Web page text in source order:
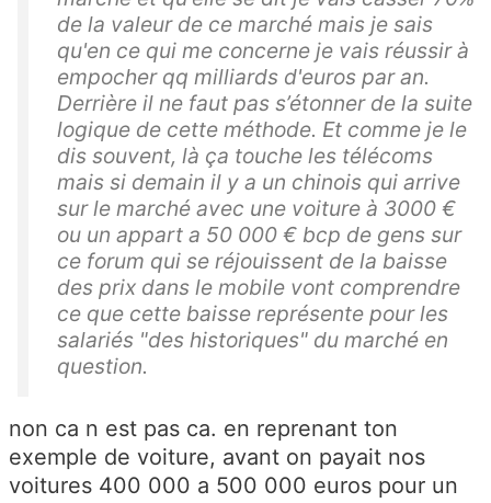
de la valeur de ce marché mais je sais
qu'en ce qui me concerne je vais réussir à
empocher qq milliards d'euros par an.
Derrière il ne faut pas s’étonner de la suite
logique de cette méthode. Et comme je le
dis souvent, là ça touche les télécoms
mais si demain il y a un chinois qui arrive
sur le marché avec une voiture à 3000 €
ou un appart a 50 000 € bcp de gens sur
ce forum qui se réjouissent de la baisse
des prix dans le mobile vont comprendre
ce que cette baisse représente pour les
salariés "des historiques" du marché en
question.
non ca n est pas ca. en reprenant ton
exemple de voiture, avant on payait nos
voitures 400 000 a 500 000 euros pour un